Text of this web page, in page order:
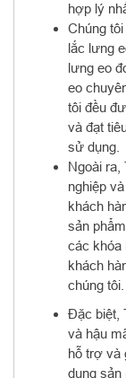
hợp lý
Chúng
lắc lưng
lưng eo
eo
tôi đều
và đạt
sử dụng.
Ngoài ra,
nghiệp
khách
sản
các khóa
khách
chúng tôi.
Đặc biệt,
và hậu
hỗ trợ và
dụng